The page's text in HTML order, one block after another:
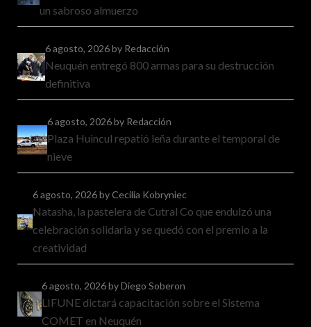
un sabroso almuerzo
6 agosto, 2026by Redacción
Neuquén entregó 800 armas para su destrucción
definitiva
6 agosto, 2026by Redacción
Plaza Huincul repatió leña durante el temporal de
nieve
6 agosto, 2026by Cecilia Kobryniec
Natasha, la pastelera de Cutral Co que endulzó una
celebración solidaria y se quedó con el premio a la
creatividad
6 agosto, 2026by Diego Soberon
LIFUNE dictará capacitación sobre el Sistema
COMET en Neuquén